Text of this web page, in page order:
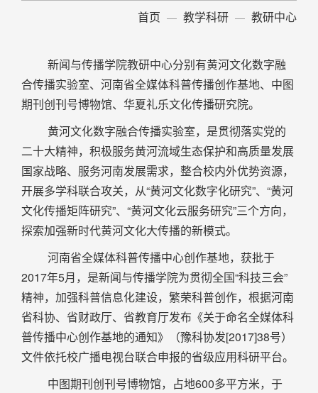
首页
教学科研 教研中心
新闻与传播学院教研中心分别有黄河文化数字融
合传播实验室、河南省全媒体科普传播创作基地、中图
期刊创刊号博物馆、华夏礼乐文化传播研究院。
黄河文化数字融合传播实验室，是贯彻落实党的
二十大精神，积极服务黄河流域生态保护和高质量发展
国家战略、服务河南发展需求，整合校内外优势资源，
开展多学科联合攻关，从“黄河文化数字化研究”、“黄河
文化传播矩阵研究”、“黄河文化云服务研究”三个方向，
探索加强新时代黄河文化大传播的新模式。
河南省全媒体科普传播中心创作基地，获批于
2017年5月，是新闻与传播学院为贯彻全国“科技三会”
精神，加强科普信息化建设，繁荣科普创作，根据河南
省科协、省财政厅、省教育厅发布《关于命名全媒体科
普传播中心创作基地的通知》（豫科协发[2017]38号）
文件依托校广播电视台联合申报的省级应用科研平台。
中图期刊创刊号博物馆，占地600多平方米，于